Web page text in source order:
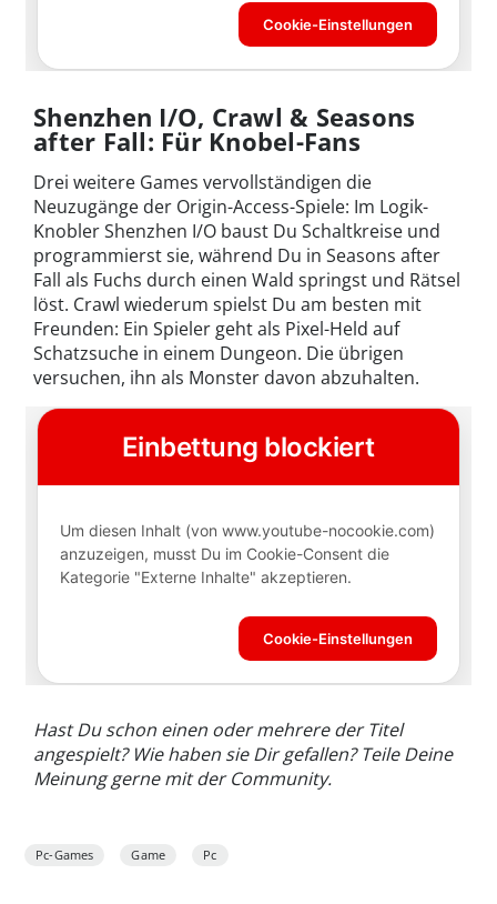
Shenzhen I/O, Crawl & Seasons
after Fall: Für Knobel-Fans
Drei weitere Games vervollständigen die
Neuzugänge der Origin-Access-Spiele: Im Logik-
Knobler Shenzhen I/O baust Du Schaltkreise und
programmierst sie, während Du in Seasons after
Fall als Fuchs durch einen Wald springst und Rätsel
löst. Crawl wiederum spielst Du am besten mit
Freunden: Ein Spieler geht als Pixel-Held auf
Schatzsuche in einem Dungeon. Die übrigen
versuchen, ihn als Monster davon abzuhalten.
Hast Du schon einen oder mehrere der Titel
angespielt? Wie haben sie Dir gefallen? Teile Deine
Meinung gerne mit der Community.
Pc-Games Game Pc